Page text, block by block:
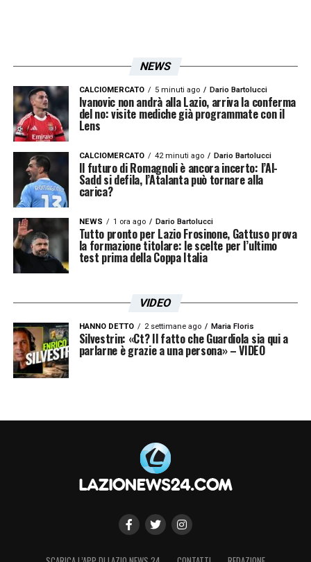
Le prime pagine dei principali quotidiani sportivi – 29
gennaio 2026 25
NEWS
CALCIOMERCATO 5 minuti ago Dario Bartolucci
Ivanovic non andrà alla Lazio, arriva la conferma
del no: visite mediche già programmate con il
Lens
CALCIOMERCATO 42 minuti ago Dario Bartolucci
Il futuro di Romagnoli è ancora incerto: l’Al-
Sadd si defila, l’Atalanta può tornare alla
carica?
NEWS 1 ora ago Dario Bartolucci
Tutto pronto per Lazio Frosinone, Gattuso prova
la formazione titolare: le scelte per l’ultimo
test prima della Coppa Italia
VIDEO
HANNO DETTO 2 settimane ago Maria Floris
Silvestrin: «Ct? Il fatto che Guardiola sia qui a
parlarne è grazie a una persona» – VIDEO